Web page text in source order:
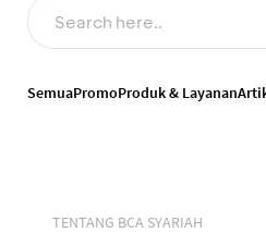
SemuaPromoProduk & Layanan
TENTANG BCA SYARIAH